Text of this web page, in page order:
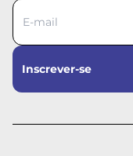
Inscrever-se